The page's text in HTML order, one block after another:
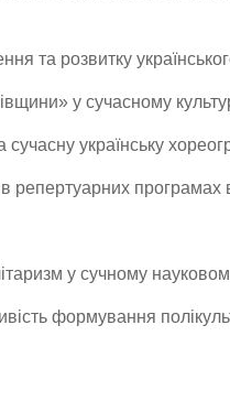
та розвитку
у сучасному
українську
в репертуарних
у сучному
формування